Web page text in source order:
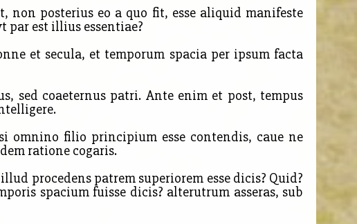
posterius eo a quo fit, esse aliquid manifeste
par est illius essentiae?
et secula, et temporum spacia per ipsum facta
coaeternus patri. Ante enim et post, tempus
omnino filio principium esse contendis, caue ne
ratione cogaris.
procedens patrem superiorem esse dicis? Quid?
spacium fuisse dicis? alterutrum asseras, sub